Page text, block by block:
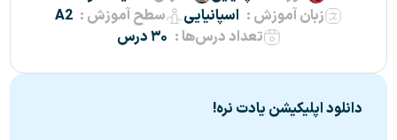
زبان آموزش : اسپانیایی سطح آموزش : A2
تعداد درس‌ها : ۳۰ درس
دانلود اپلیکیشن یادت نره!